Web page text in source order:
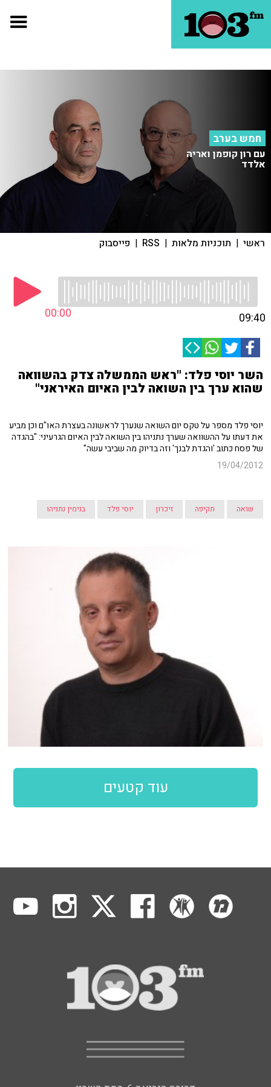
חמש בערב
עם רון קופמן ואריה
אלדד
ראשי | תוכניות מלאות |
RSS
| פייסבוק
00:00 09:40
השר יוסי פלד: "ראש הממשלה צדק בהשוואה
שהוא ערך בין השואה לבין האיום האיראני"
יוסי פלד מספר על טקס יום השואה שנערך לראשונה בעצרת האו"ם וכן מביע
את דעתו על ההשוואה שערך נתניהו בין השואה לבין האיום הגרעיני: "בהגדה
של פסח כתוב 'והגדת לבנך' וזה בדיוק מה שביבי עשה"
19/04/2012
שואה תקיפה זיכרון יוסי פלד בנימין נתניהו
עוד קטעים